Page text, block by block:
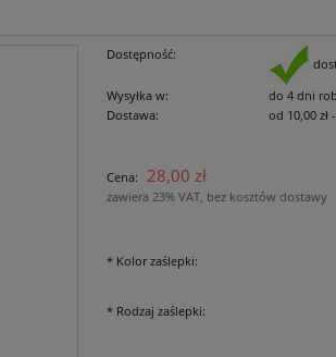
Dostępność:
Wysyłka w:
do 4 dni
Dostawa:
od 10,00 zł
płatności
Cena: 28,00 zł
zawiera 23% VAT, bez kosztów dostawy
*Kolor zaślepki:
*Rodzaj zaślepki: